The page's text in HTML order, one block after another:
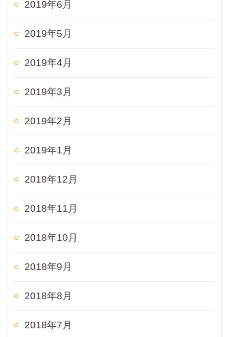
2019年6月
2019年5月
2019年4月
2019年3月
2019年2月
2019年1月
2018年12月
2018年11月
2018年10月
2018年9月
2018年8月
2018年7月